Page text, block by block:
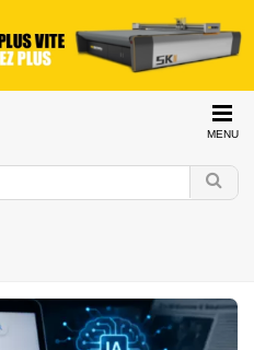
MENU
Presse Quotidienne Régionale